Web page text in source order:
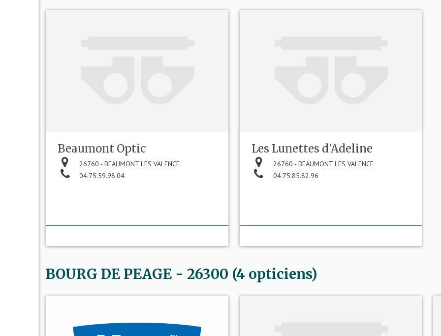
Beaumont Optic
26760 - BEAUMONT LES VALENCE
04.75.59.98.04
Les Lunettes d'Adeline
26760 - BEAUMONT LES VALENCE
04.75.85.82.96
BOURG DE PEAGE - 26300 (4 opticiens)